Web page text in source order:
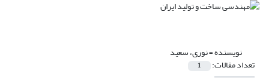
نویسنده =نوری، سعید
تعداد مقالات: 1